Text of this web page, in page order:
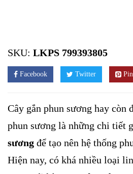
SKU: LKPS 799393805
Facebook Twitter
Cây gắn phun sương hay còn
phun sương là những chi tiết
sương để tạo nên hệ thống
Hiện nay, có khá nhiều loại